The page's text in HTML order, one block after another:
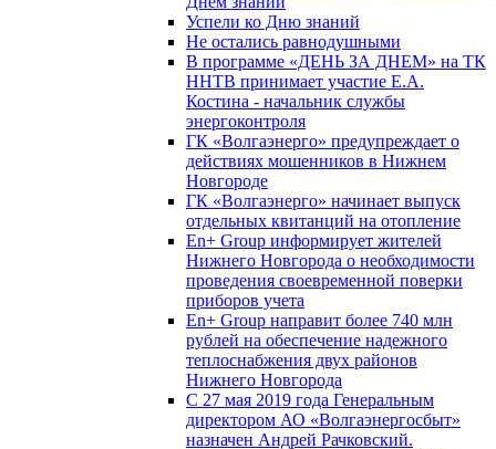
Успели ко Дню знаний
Не остались равнодушными
В программе «ДЕНЬ ЗА ДНЕМ» на ТК
ННТВ принимает участие Е.А.
Костина - начальник службы
энергоконтроля
ГК «Волгаэнерго» предупреждает о
действиях мошенников в Нижнем
Новгороде
ГК «Волгаэнерго» начинает выпуск
отдельных квитанций на отопление
En+ Group информирует жителей
Нижнего Новгорода о необходимости
проведения своевременной поверки
приборов учета
En+ Group направит более 740 млн
рублей на обеспечение надежного
теплоснабжения двух районов
Нижнего Новгорода
С 27 мая 2019 года Генеральным
директором АО «Волгаэнергосбыт»
назначен Андрей Рачковский.